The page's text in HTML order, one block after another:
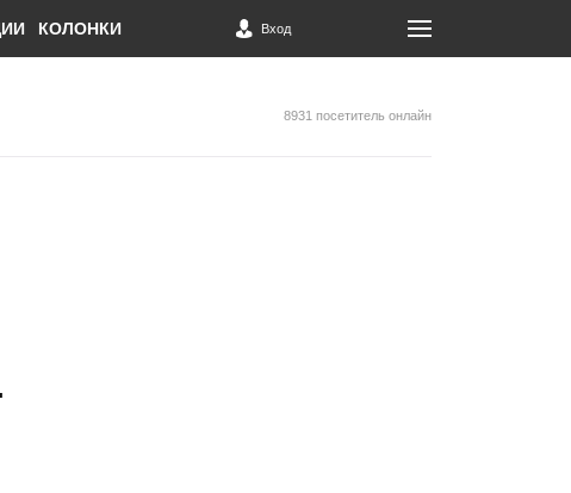
КОЛОНКИ Вход
8931 посетитель онлайн